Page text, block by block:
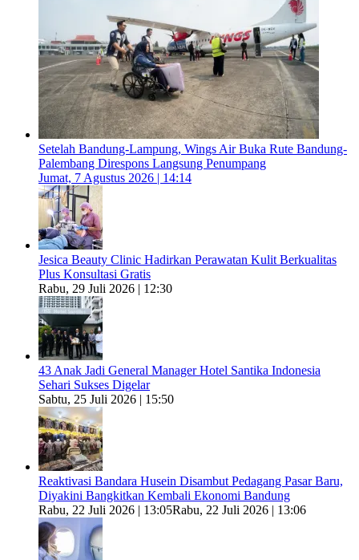
Setelah Bandung-Lampung, Wings Air Buka Rute Bandung-
Palembang Direspons Langsung Penumpang
Jumat, 7 Agustus 2026 | 14:14
Jesica Beauty Clinic Hadirkan Perawatan Kulit Berkualitas
Plus Konsultasi Gratis
Rabu, 29 Juli 2026 | 12:30
43 Anak Jadi General Manager Hotel Santika Indonesia
Sehari Sukses Digelar
Sabtu, 25 Juli 2026 | 15:50
Reaktivasi Bandara Husein Disambut Pedagang Pasar Baru,
Diyakini Bangkitkan Kembali Ekonomi Bandung
Rabu, 22 Juli 2026 | 13:05Rabu, 22 Juli 2026 | 13:06